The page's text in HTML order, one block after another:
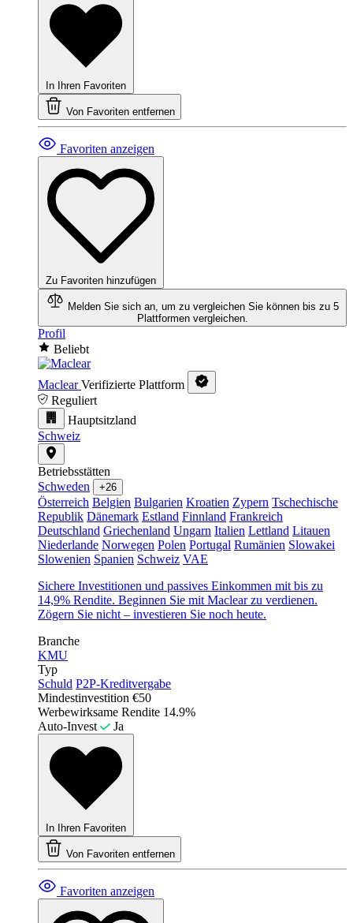
In Ihren Favoriten
Von Favoriten entfernen
Favoriten anzeigen
Zu Favoriten hinzufügen
Melden Sie sich an, um zu vergleichen Sie können bis zu 5
Plattformen vergleichen.
Profil
Beliebt
Maclear Verifizierte Plattform
Reguliert
Hauptsitzland
Schweiz
Betriebsstätten
Schweden
+26
Österreich Belgien Bulgarien Kroatien Zypern Tschechische
Republik Dänemark Estland Finnland Frankreich
Deutschland Griechenland Ungarn Italien Lettland Litauen
Niederlande Norwegen Polen Portugal Rumänien Slowakei
Slowenien Spanien Schweiz VAE
Sichere Investitionen und passives Einkommen mit bis zu
14,9% Rendite. Beginnen Sie mit Maclear zu verdienen.
Zögern Sie nicht – investieren Sie noch heute.
Branche
KMU
Typ
Schuld P2P-Kreditvergabe
Mindestinvestition €50
Werbewirksame Rendite 14.9%
Auto-Invest
Ja
In Ihren Favoriten
Von Favoriten entfernen
Favoriten anzeigen